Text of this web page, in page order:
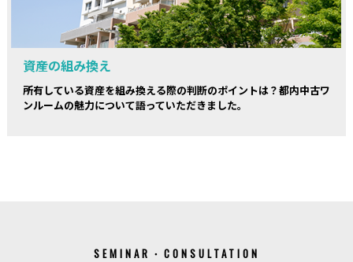
資産の組み換え
所有している資産を組み換える際の判断のポイントは？都内中古ワ
ンルームの魅力について語っていただきました。
SEMINAR・CONSULTATION